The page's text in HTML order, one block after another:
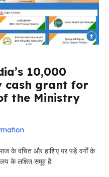
₹10,000
cash grant for
the Ministry
के वंचित और हाशिए पर पड़े वर्गों के
के लक्षित समूह हैं: